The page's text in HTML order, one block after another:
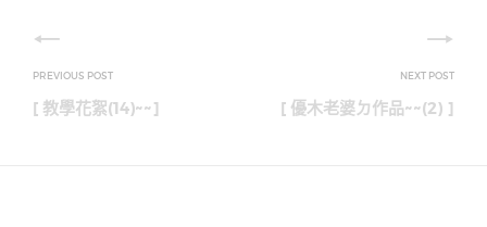
文
章[ 教學花絮(14)~~] [ 優木老婆ㄉ作品~~(2) ]